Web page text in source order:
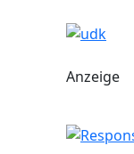
Anzeige